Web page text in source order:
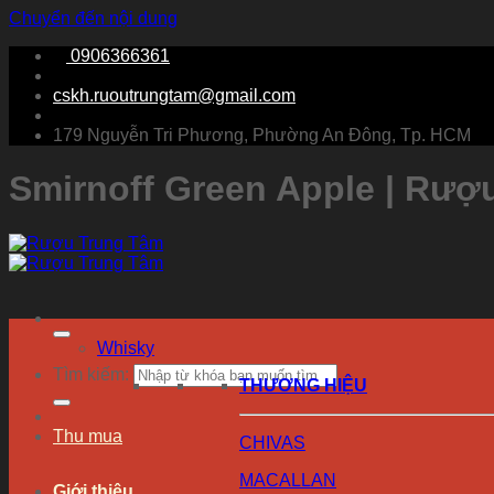
Chuyển đến nội dung
0906366361
cskh.ruoutrungtam@gmail.com
179 Nguyễn Tri Phương, Phường An Đông, Tp. HCM
Smirnoff Green Apple |
Tìm kiếm:
Thu mua
Whisky
THƯƠNG HIỆU
CHIVAS
MACALLAN